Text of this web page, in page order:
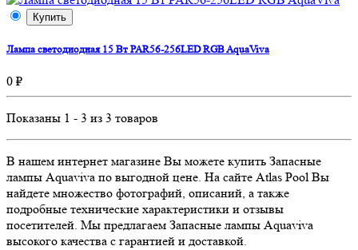
Купить
Лампа светодиодная 15 Вт PAR56-256LED RGB AquaViva
0 ₽
Показаны 1 - 3 из 3 товаров
В нашем интернет магазине Вы можете купить Запасные
лампы Aquaviva по выгодной цене. На сайте Atlas Pool Вы
найдете множество фотографий, описаний, а также
подробные технические характеристики и отзывы
посетителей. Мы предлагаем Запасные лампы Aquaviva
высокого качества с гарантией и доставкой.